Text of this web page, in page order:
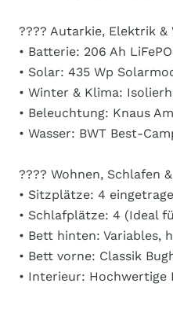
???? Autarkie, Elektrik
• Batterie: 206 Ah
• Solar: 435 Wp
• Winter & Klima:
• Beleuchtung: Knaus
• Wasser: BWT Best-
????️ Wohnen, Schlafen
• Sitzplätze: 4
• Schlafplätze: 4 (Ideal
• Bett hinten: Variables,
• Bett vorne: Classik
• Interieur: Hochwertige